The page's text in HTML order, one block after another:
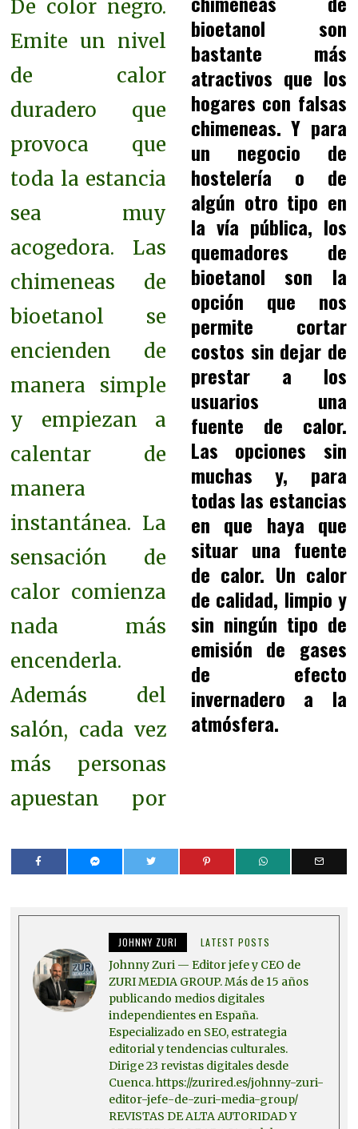
De color negro.
Emite un nivel
de calor
duradero que
provoca que
toda la estancia
sea muy
acogedora. Las
chimeneas de
bioetanol se
encienden de
manera simple
y empiezan a
calentar de
manera
instantánea. La
sensación de
calor comienza
nada más
encenderla.
Además del
salón, cada vez
más personas
apuestan por
bioetanol son
bastante más
atractivos que los
hogares con falsas
chimeneas. Y para
un negocio de
hostelería o de
algún otro tipo en
la vía pública, los
quemadores de
bioetanol son la
opción que nos
permite cortar
costos sin dejar de
prestar a los
usuarios una
fuente de calor.
Las opciones sin
muchas y, para
todas las estancias
en que haya que
situar una fuente
de calor. Un calor
de calidad, limpio y
sin ningún tipo de
emisión de gases
de efecto
invernadero a la
atmósfera.
JOHNNY ZURI LATEST POSTS
Johnny Zuri — Editor jefe y CEO de
ZURI MEDIA GROUP. Más de 15 años
publicando medios digitales
independientes en España.
Especializado en SEO, estrategia
editorial y tendencias culturales.
Dirige 23 revistas digitales desde
Cuenca. https://zurired.es/johnny-zuri-
editor-jefe-de-zuri-media-group/
REVISTAS DE ALTA AUTORIDAD Y